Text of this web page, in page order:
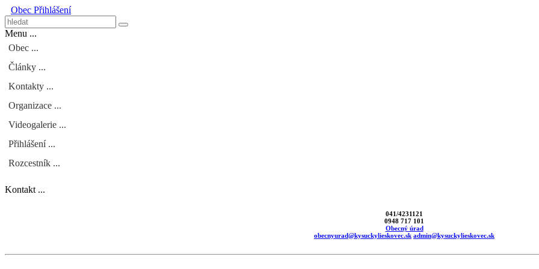
Obec Přihlášení
Menu ...
Obec ...
Články ...
Kontakty ...
Organizace ...
Videogalerie ...
Přihlášení ...
Rozcestník ...
Kontakt ...
041/4231121
0948 717 101
Obecný úrad
obecnyurad@kysuckylieskovec.sk admin@kysuckylieskovec.sk